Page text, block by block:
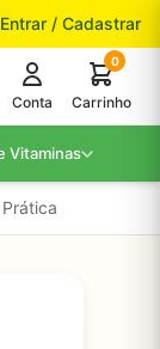
Entrar / Cadastrar
Conta
0
Carrinho
Vitaminas